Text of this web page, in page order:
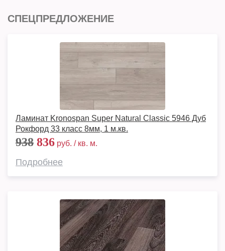
СПЕЦПРЕДЛОЖЕНИЕ
Ламинат Kronospan Super Natural Classic 5946 Дуб
Рокфорд 33 класс 8мм, 1 м.кв.
938 836 руб. / кв. м.
Подробнее